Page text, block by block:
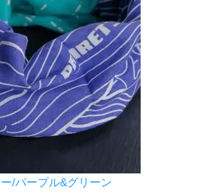
/パープル&グリーン